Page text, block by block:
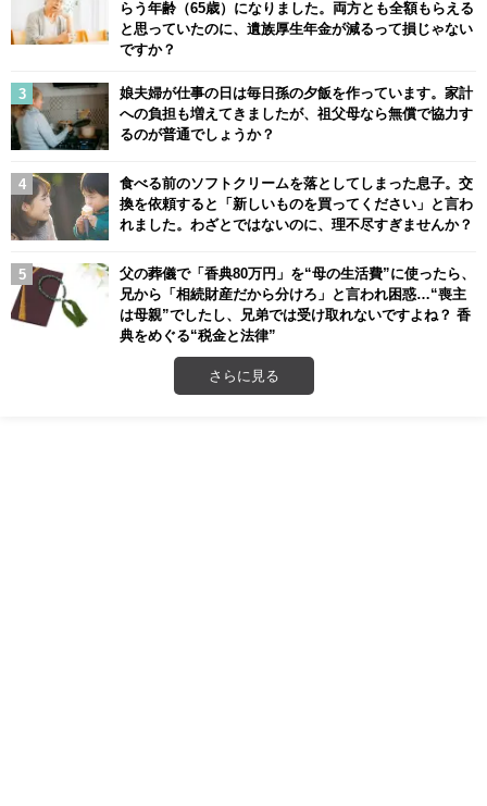
らう年齢（65歳）になりました。両方とも全額もらえる
と思っていたのに、遺族厚生年金が減るって損じゃない
ですか？
娘夫婦が仕事の日は毎日孫の夕飯を作っています。家計
への負担も増えてきましたが、祖父母なら無償で協力す
るのが普通でしょうか？
食べる前のソフトクリームを落としてしまった息子。交
換を依頼すると「新しいものを買ってください」と言わ
れました。わざとではないのに、理不尽すぎませんか？
父の葬儀で「香典80万円」を“母の生活費”に使ったら、
兄から「相続財産だから分けろ」と言われ困惑…“喪主
は母親”でしたし、兄弟では受け取れないですよね？ 香
典をめぐる“税金と法律”
さらに見る